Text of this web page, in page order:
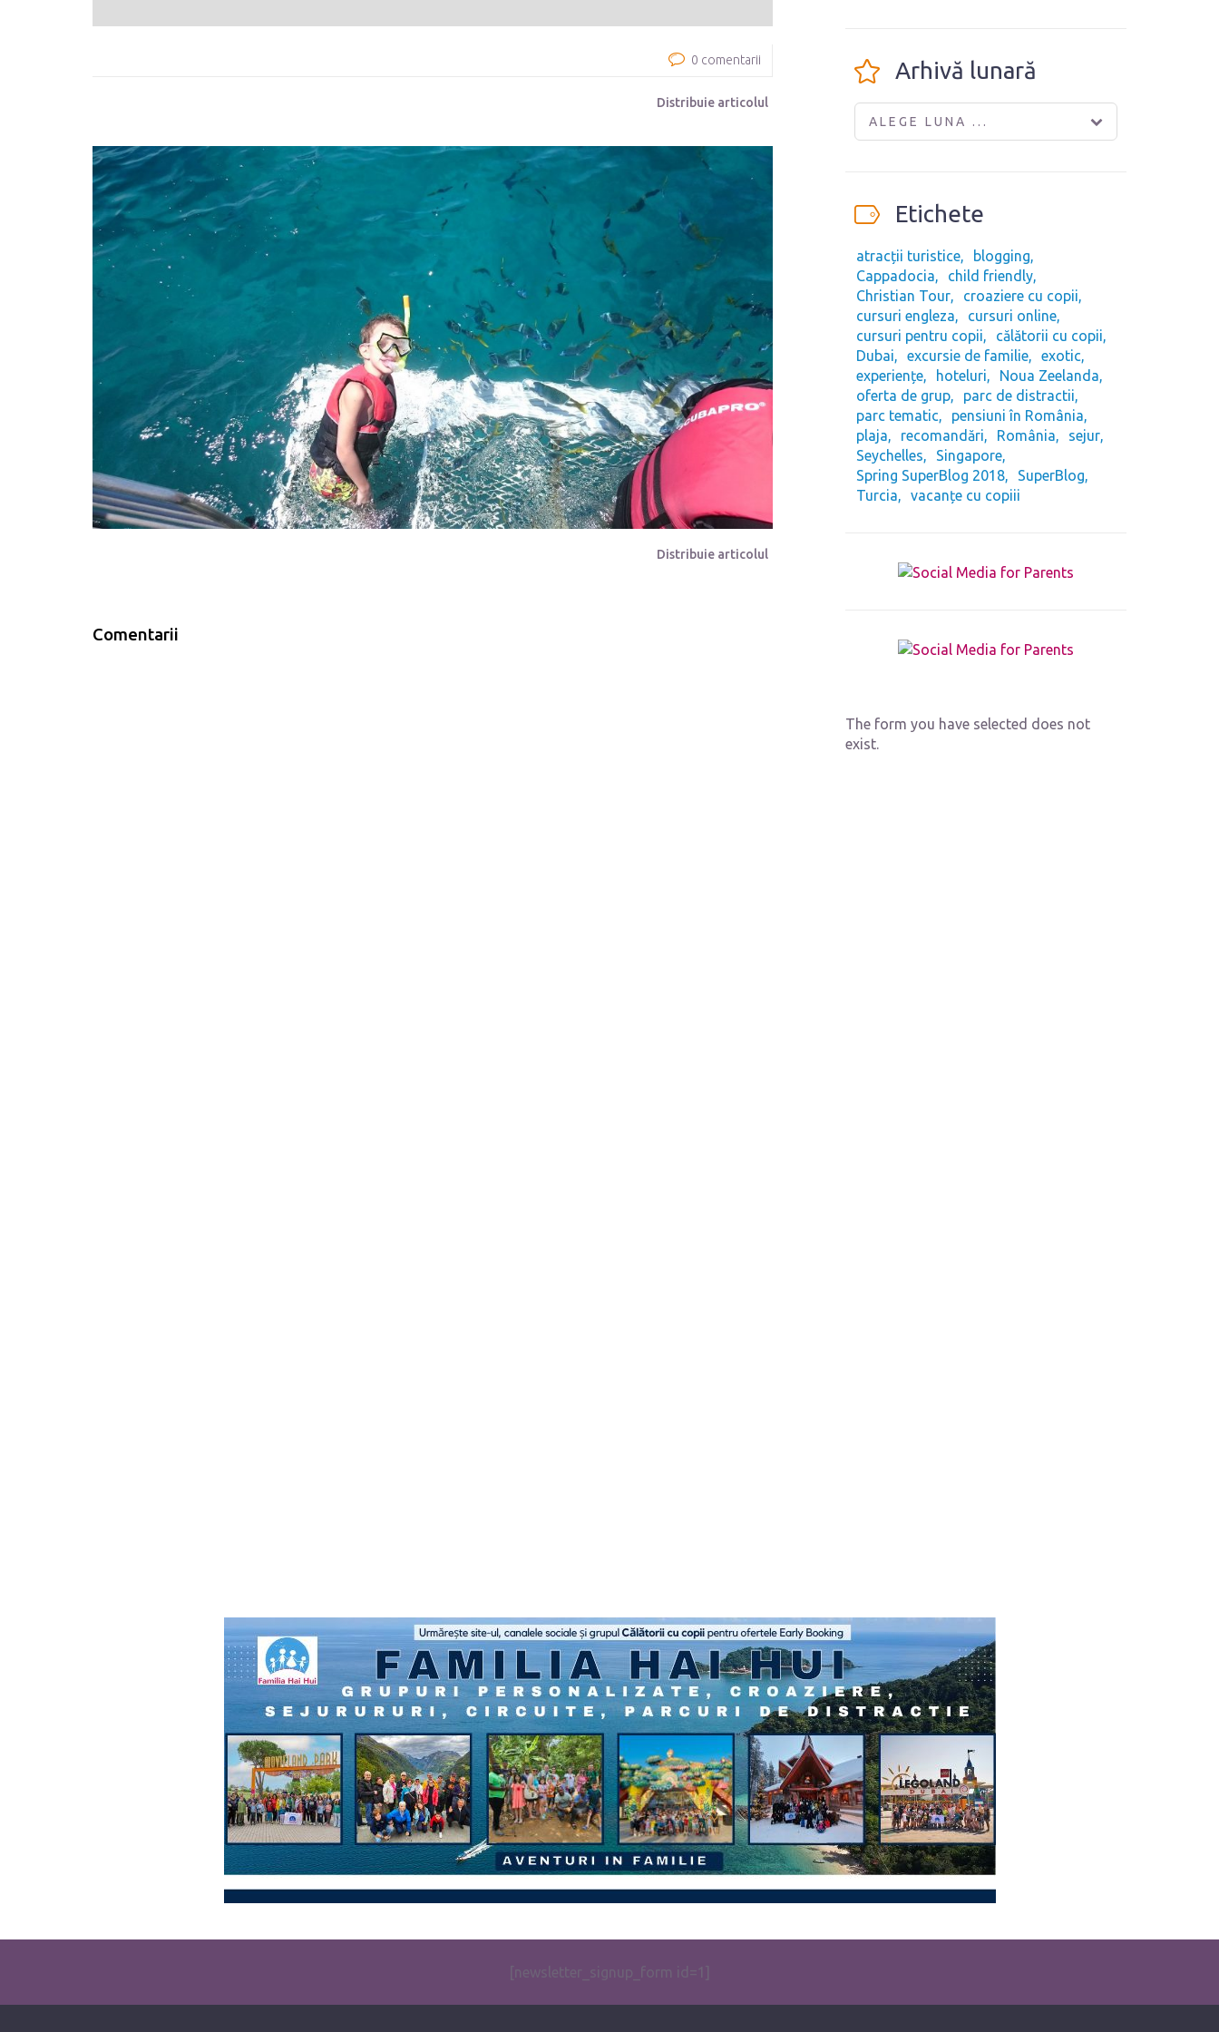
0 comentarii
Distribuie articolul
Distribuie articolul
Comentarii
Arhivă lunară
ALEGE LUNA ...
Etichete
atracții turistice
blogging
Cappadocia
child friendly
Christian Tour
croaziere cu copii
cursuri engleza
cursuri online
cursuri pentru copii
călătorii cu copii
Dubai
excursie de familie
exotic
experiențe
hoteluri
Noua Zeelanda
oferta de grup
parc de distractii
parc tematic
pensiuni în România
plaja
recomandări România
sejur
Seychelles
Singapore
Spring SuperBlog 2018
SuperBlog
Turcia
vacanțe cu copiii
The form you have selected does not
exist.
[newsletter_signup_form id=1]